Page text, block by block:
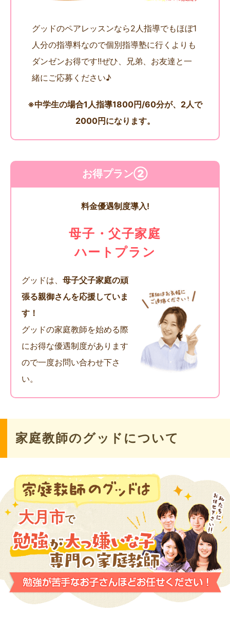
グッドのペアレッスンなら2人指導でもほぼ1
人分の指導料なので個別指導塾に行くよりも
ダンゼンお得です!!ぜひ、兄弟、お友達と一
緒にご応募ください♪
※中学生の場合1人指導1800円/60分が、2人で
2000円になります。
お得プラン②
料金優遇制度導入!
母子・父子家庭
ハートプラン
グッドは、 母子父子家庭の頑
張る親御さんを応援していま
す！
グッドの家庭教師を始める際
にお得な優遇制度があります
ので一度お問い合わせ下さ
い。
家庭教師のグッドについて
大月市で